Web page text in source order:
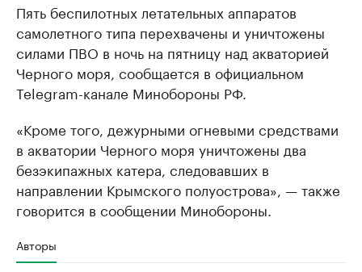
Пять беспилотных летательных аппаратов
самолетного типа перехвачены и уничтожены
силами ПВО в ночь на пятницу над акваторией
Черного моря, сообщается в официальном
Telegram-канале Минобороны РФ.
«Кроме того, дежурными огневыми средствами
в акватории Черного моря уничтожены два
безэкипажных катера, следовавших в
направлении Крымского полуострова», — также
говорится в сообщении Минобороны.
Авторы